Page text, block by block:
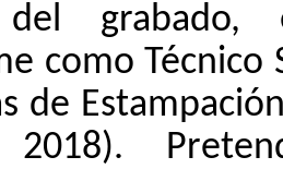
del
como Técnico
de
2018).